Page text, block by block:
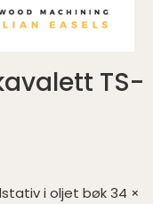
TS-
i oljet bøk 34 ×